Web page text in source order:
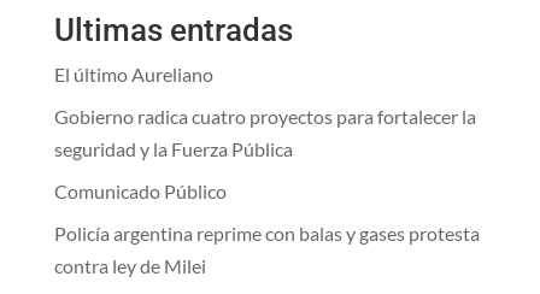
Ultimas entradas
El último Aureliano
Gobierno radica cuatro proyectos para fortalecer la
seguridad y la Fuerza Pública
Comunicado Público
Policía argentina reprime con balas y gases protesta
contra ley de Milei